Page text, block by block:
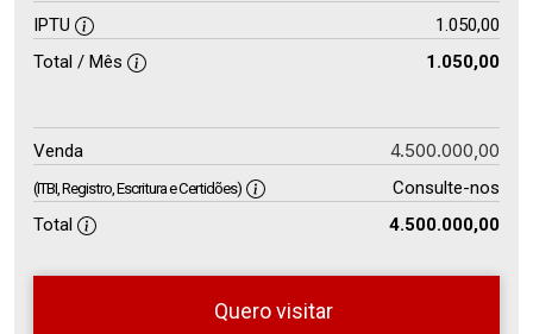
IPTU
1.050,00
Total / Mês
1.050,00
Venda 4.500.000,00
(ITBI, Registro, Escritura e Certidões)
Consulte-nos
Total
4.500.000,00
Quero visitar